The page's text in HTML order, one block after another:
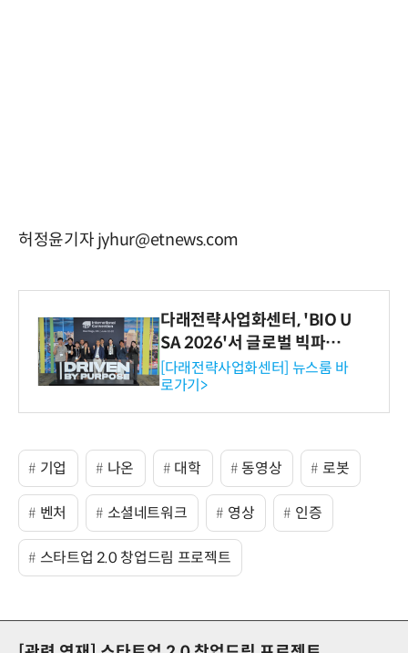
허정윤기자 jyhur@etnews.com
다래전략사업화센터, 'BIO U
SA 2026'서 글로벌 빅파마
와의 비즈니스 미팅 지원…K
-바이오 해외 진출 교두보 확
보
[다래전략사업화센터] 뉴스룸 바
로가기>
기업 나온 대학 동영상 로봇
벤처 소셜네트워크 영상 인증
스타트업 2.0 창업드림 프로젝트